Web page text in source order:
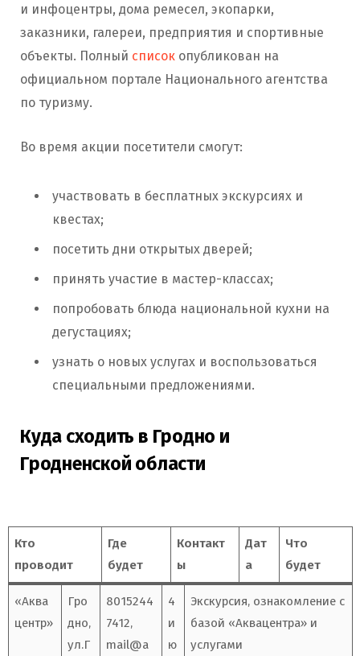
и инфоцентры, дома ремесел, экопарки,
заказники, галереи, предприятия и спортивные
объекты. Полный список опубликован на
официальном портале Национального агентства
по туризму.
Во время акции посетители смогут:
участвовать в бесплатных экскурсиях и
квестах;
посетить дни открытых дверей;
принять участие в мастер-классах;
попробовать блюда национальной кухни на
дегустациях;
узнать о новых услугах и воспользоваться
специальными предложениями.
Куда сходить в Гродно и
Гродненской области
Кто
проводит
Где
будет
Контакт
ы
Дат
а
Что
будет
«Аква
центр»
Гро
дно,
ул.Г
8015244
7412,
mail@a
4
и
ю
Экскурсия, ознакомление с
базой «Аквацентра» и
услугами